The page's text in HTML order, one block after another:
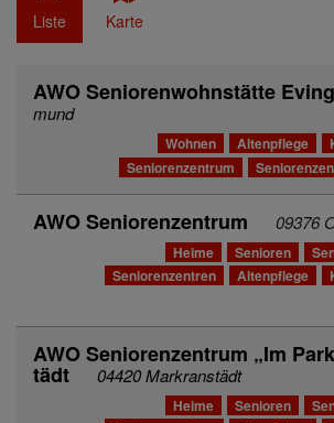
Liste Karte
AWO Seniorenwohnstätte Eving
mund
Wohnen Altenpflege
Seniorenzentrum
AWO Seniorenzentrum 09376
Heime Senioren
Seniorenzentren
Altenpflege
AWO Seniorenzentrum „Im
tädt 04420 Markranstädt
Heime Senioren